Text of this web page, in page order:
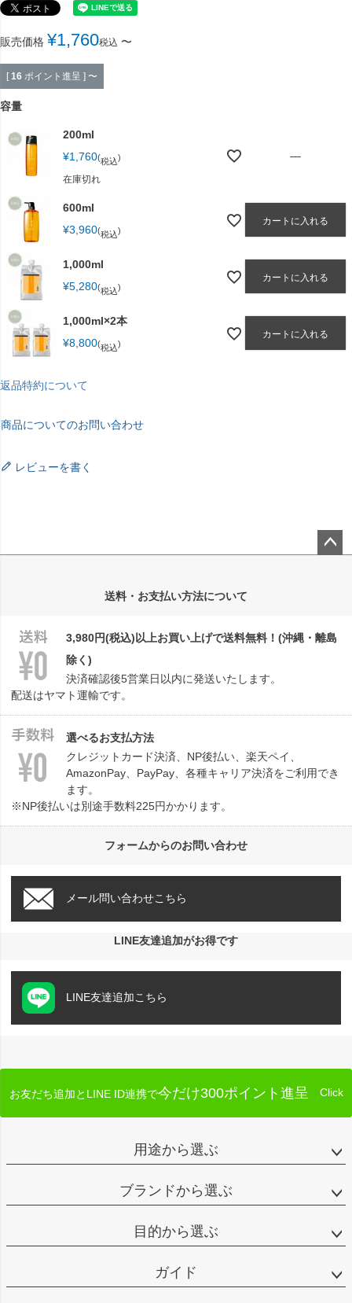
販売価格 ¥1,760税込 〜
[ 16 ポイント進呈 ] 〜
容量
200ml
¥1,760 税込
在庫切れ
—
600ml
¥3,960 税込
カートに入れる
1,000ml
¥5,280 税込
カートに入れる
1,000ml×2本
¥8,800 税込
カートに入れる
返品特約について
商品についてのお問い合わせ
レビューを書く
送料・お支払い方法について
3,980円(税込)以上お買い上げで送料無料！(沖縄・離島
除く)
決済確認後5営業日以内に発送いたします。
配送はヤマト運輸です。
選べるお支払方法
クレジットカード決済、NP後払い、楽天ペイ、
AmazonPay、PayPay、各種キャリア決済をご利用でき
ます。
※NP後払いは別途手数料225円かかります。
フォームからのお問い合わせ
メール問い合わせこちら
LINE友達追加がお得です
LINE友達追加こちら
お友だち追加とLINE ID連携で今だけ300ポイント進呈 Click
用途から選ぶ
ブランドから選ぶ
目的から選ぶ
ガイド